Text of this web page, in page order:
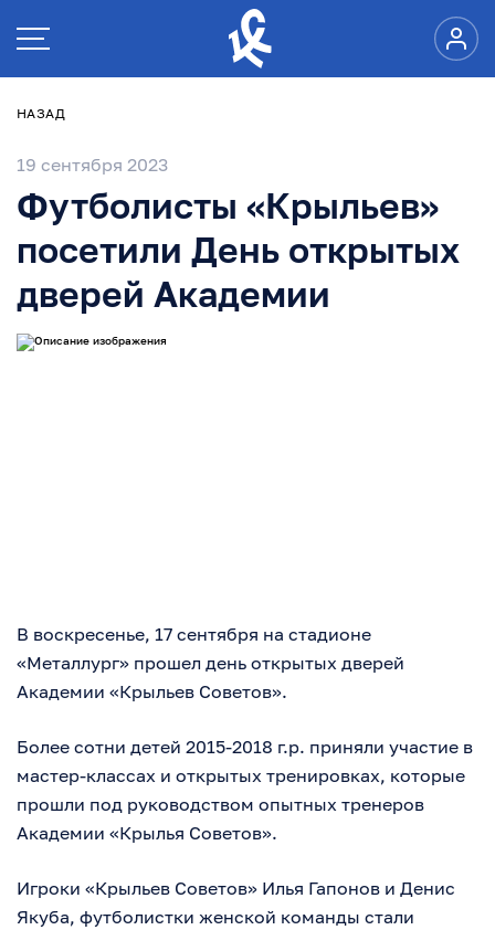
НАЗАД
19 сентября 2023
Футболисты «Крыльев»
посетили День открытых
дверей Академии
В воскресенье, 17 сентября на стадионе
«Металлург» прошел день открытых дверей
Академии «Крыльев Советов».
Более сотни детей 2015-2018 г.р. приняли участие в
мастер-классах и открытых тренировках, которые
прошли под руководством опытных тренеров
Академии «Крылья Советов».
Игроки «Крыльев Советов» Илья Гапонов и Денис
Якуба, футболистки женской команды стали